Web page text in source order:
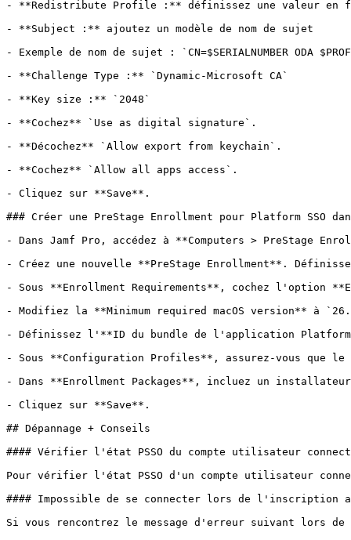
- **Redistribute Profile :** définissez une valeur en
- **Subject :** ajoutez un modèle de nom de sujet
- Exemple de nom de sujet : `CN=$SERIALNUMBER ODA
- **Challenge Type :** `Dynamic-Microsoft CA`
- **Key size :** `2048`
- **Cochez** `Use as digital signature`.
- **Décochez** `Allow export from keychain`.
- **Cochez** `Allow all apps access`.
- Cliquez sur **Save**.
### Créer une PreStage Enrollment pour Platform SSO
- Dans Jamf Pro, accédez à **Computers > PreStage
- Créez une nouvelle **PreStage Enrollment**.
- Sous **Enrollment Requirements**, cochez l'option
- Modifiez la **Minimum required macOS version** à
- Définissez l'**ID du bundle de l'application
- Sous **Configuration Profiles**, assurez-vous que
- Dans **Enrollment Packages**, incluez un
- Cliquez sur **Save**.
## Dépannage + Conseils
#### Vérifier l'état PSSO du compte utilisateur
Pour vérifier l'état PSSO d'un compte utilisateur
#### Impossible de se connecter lors de l'inscription
Si vous rencontrez le message d'erreur suivant lors